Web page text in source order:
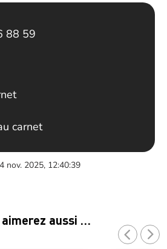
88 59
carnet
nov. 2025, 12:40:39
aimerez aussi …